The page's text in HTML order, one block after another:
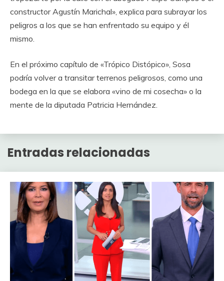
constructor Agustín Marichal», explica para subrayar los
peligros a los que se han enfrentado su equipo y él
mismo.
En el próximo capítulo de «Trópico Distópico», Sosa
podría volver a transitar terrenos peligrosos, como una
bodega en la que se elabora «vino de mi cosecha» o la
mente de la diputada Patricia Hernández.
Entradas relacionadas